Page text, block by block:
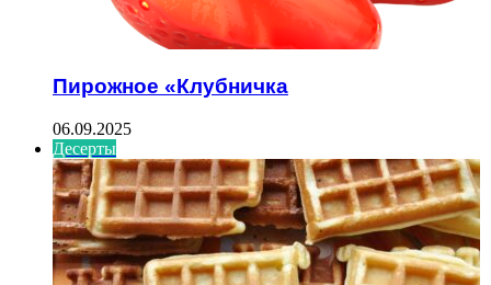
Пирожное «Клубничка
06.09.2025
Десерты